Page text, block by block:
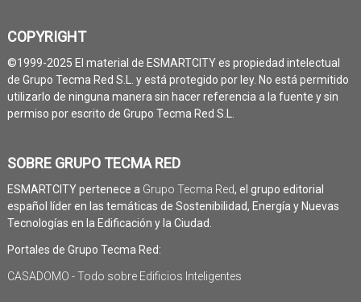
COPYRIGHT
©1999-2025 El material de ESMARTCITY es propiedad intelectual
de Grupo Tecma Red S.L. y está protegido por ley. No está permitido
utilizarlo de ninguna manera sin hacer referencia a la fuente y sin
permiso por escrito de Grupo Tecma Red S.L.
SOBRE GRUPO TECMA RED
ESMARTCITY pertenece a Grupo Tecma Red, el grupo editorial
español líder en las temáticas de Sostenibilidad, Energía y Nuevas
Tecnologías en la Edificación y la Ciudad.
Portales de Grupo Tecma Red:
CASADOMO - Todo sobre Edificios Inteligentes